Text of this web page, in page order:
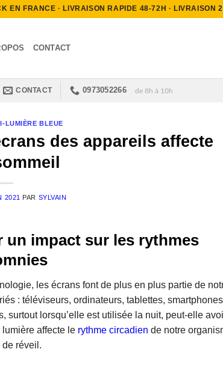
EN FRANCE · LIVRAISON RAPIDE 48-72H · LIVRAISON
CONTACT
CONTACT 0973052266 de 8h à 10h
LUMIÈRE BLEUE
des appareils affecte
2021 PAR SYLVAIN
un impact sur les rythmes
les écrans font de plus en plus partie de
: téléviseurs, ordinateurs, tablettes,
surtout lorsqu’elle est utilisée la nuit, peut-elle
affecte le rythme circadien de notre
de réveil.